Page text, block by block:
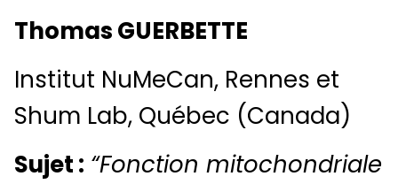
Thomas GUERBETTE
Institut NuMeCan, Rennes et
Shum Lab, Québec (Canada)
Sujet : “Fonction mitochondriale